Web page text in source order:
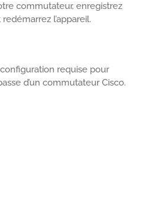
commutateur, enregistrez
l’appareil.
requise pour
d’un commutateur Cisco.